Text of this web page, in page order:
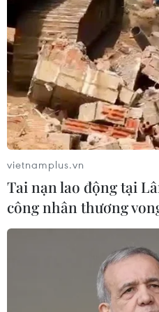
Vận chuyển quá cảnh
xâm phạm sở hữu trí tuệ
phức tạp
05/08/2026 13:44
24 năm tù cho đôi vợ
“bay lắc” trong quán
05/08/2026 13:41
Lập kênh TikTok khởi
đảo chiếm đoạt 15 tỷ đồng
vietnamplus.vn
Tai nạn lao động tại
công nhân thương